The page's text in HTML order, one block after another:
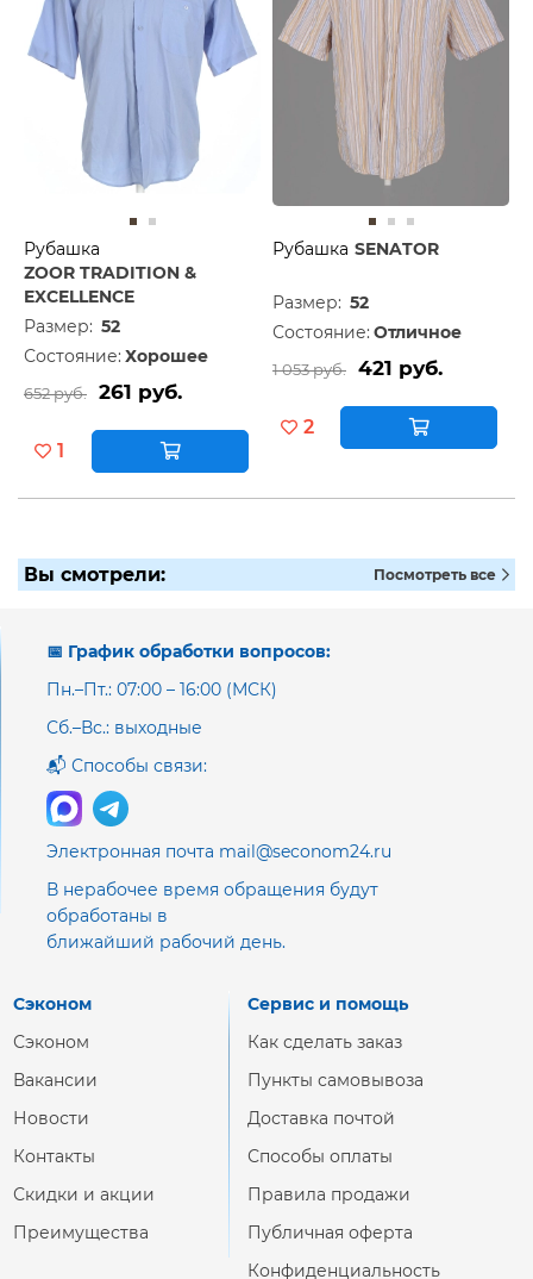
Рубашка
ZOOR TRADITION &
EXCELLENCE
Размер: 52
Состояние: Хорошее
652 руб. 261 руб.
1
Рубашка SENATOR
Размер: 52
Состояние: Отличное
1 053 руб. 421 руб.
2
Вы смотрели: Посмотреть все
📅 График обработки вопросов:
Пн.–Пт.: 07:00 – 16:00 (МСК)
Сб.–Вс.: выходные
📬 Способы связи:
Электронная почта mail@seconom24.ru
В нерабочее время обращения будут
обработаны в
ближайший рабочий день.
Сэконом
Сэконом
Вакансии
Новости
Контакты
Скидки и акции
Преимущества
Сервис и помощь
Как сделать заказ
Пункты самовывоза
Доставка почтой
Способы оплаты
Правила продажи
Публичная оферта
Конфиденциальность